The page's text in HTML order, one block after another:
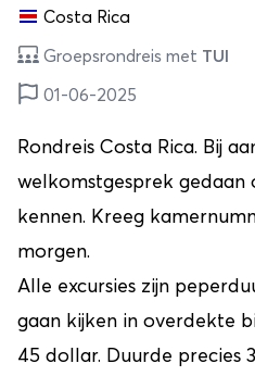
Costa Rica
Groepsrondreis met TUI
01-06-2025
Rondreis Costa Rica. Bij
welkomstgesprek
kennen. Kreeg
morgen.
Alle excursies zijn
gaan kijken in overdekte
45 dollar. Duurde precies